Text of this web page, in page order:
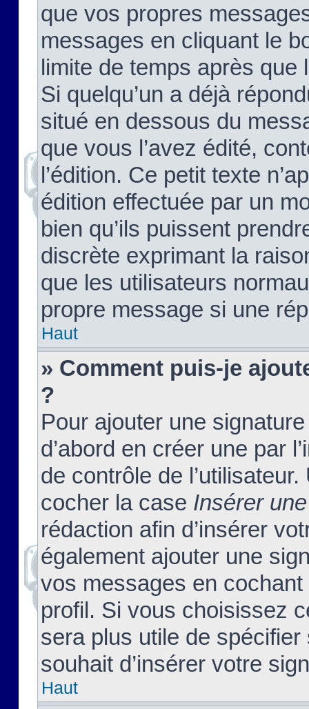
que vos propres
messages en cliquant le
limite de temps après que
Si quelqu’un a déjà
situé en dessous du
que vous l’avez édité,
l’édition. Ce petit texte
édition effectuée par un
bien qu’ils puissent
discrète exprimant la
que les utilisateurs
propre message si une
Haut
» Comment puis-je
?
Pour ajouter une
d’abord en créer une par
de contrôle de
cocher la case Insérer
rédaction afin d’insérer
également ajouter une
vos messages en
profil. Si vous choisissez
sera plus utile de
souhait d’insérer votre
Haut